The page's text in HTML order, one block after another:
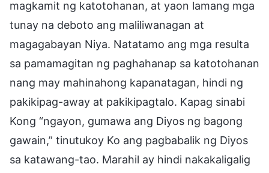
magkamit ng katotohanan, at yaon lamang mga
tunay na deboto ang maliliwanagan at
magagabayan Niya. Natatamo ang mga resulta
sa pamamagitan ng paghahanap sa katotohanan
nang may mahinahong kapanatagan, hindi ng
pakikipag-away at pakikipagtalo. Kapag sinabi
Kong “ngayon, gumawa ang Diyos ng bagong
gawain,” tinutukoy Ko ang pagbabalik ng Diyos
sa katawang-tao. Marahil ay hindi nakakaligalig